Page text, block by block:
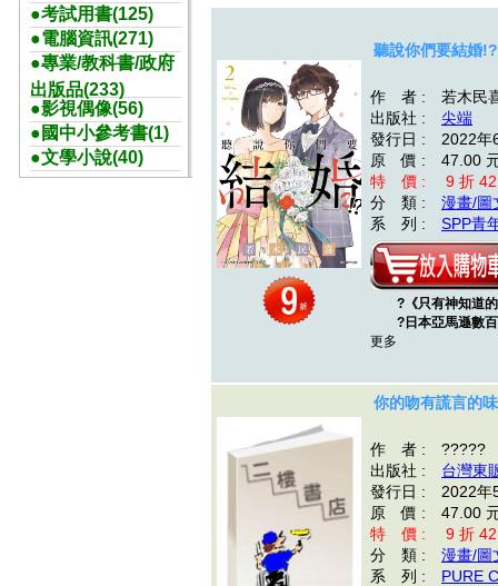
●考試用書(125)
●電腦資訊(271)
●專業/教科書/政府
出版品(233)
●影視偶像(56)
●國中小參考書(1)
●文學小說(40)
聽說你們要結婚
作 者 : 若木民
出版社 : 尖端
發行日 : 2022年
原 價 : 47.00
特 價 : 9 折
分 類 : 漫畫/圖
系 列 : SPP青
?《只有神知道的
?日本亞馬遜數百
更多
你的吻有謊言的
作 者 : ?????
出版社 : 台灣東
發行日 : 2022年
原 價 : 47.00
特 價 : 9 折
分 類 : 漫畫/圖
系 列 : PURE